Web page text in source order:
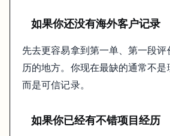
如果你还没有海外客户记录
先去更容易拿到第一单、第一段
历的地方。你现在最缺的通常不是
而是可信记录。
如果你已经有不错项目经历